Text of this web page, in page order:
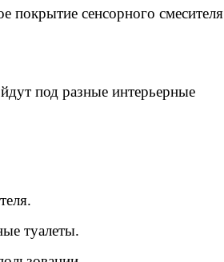
покрытие сенсорного смесителя
под разные интерьерные
туалеты.